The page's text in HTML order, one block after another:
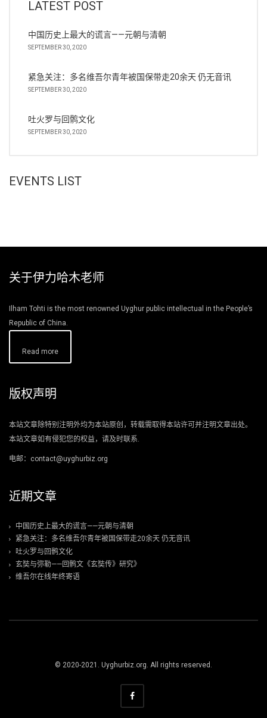
LATEST POST
中国历史上最大的谎言——元朝与清朝
SEPTEMBER 30, 2020
紧急关注：多名维吾尔青年被国保带走20余天 仍无音讯
SEPTEMBER 30, 2020
吐火罗与回鹘文化
SEPTEMBER 30, 2020
EVENTS LIST
关于伊力哈木老师
Ilham Tohti is the most renowned Uyghur public intellectual in the People’s
Republic of China.
Read more
版权声明
本站文章除特别注明外均为本站原创，转载需取得本站许可并注明文章出处。
本站文章如有侵犯您的权益，请及时联系.
电邮：contact@uyghurbiz.org
近期文章
中国历史上最大的谎言——元朝与清朝
紧急关注：多名维吾尔青年被国保带走20余天 仍无音讯
吐火罗与回鹘文化
玄奘与弥勒——回鹘文《玄奘传》研究》
维吾尔在线年终寄语
© 2020-2021. Uyghurbiz.org. All rights reserved.